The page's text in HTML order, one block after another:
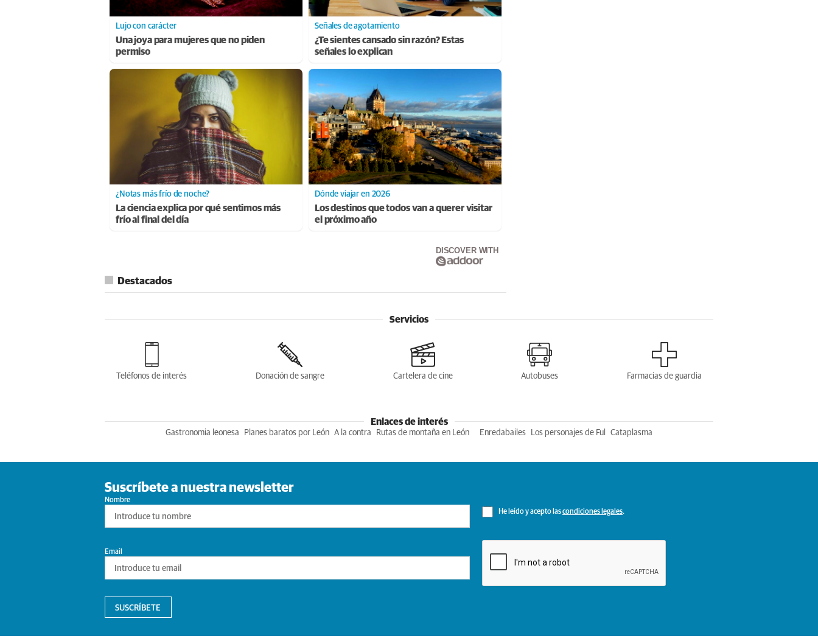
Lujo con carácter
Una joya para mujeres que no piden
permiso
Señales de agotamiento
¿Te sientes cansado sin razón? Estas
señales lo explican
¿Notas más frío de noche?
La ciencia explica por qué sentimos más
frío al final del día
Dónde viajar en 2026
Los destinos que todos van a querer visitar
el próximo año
DISCOVER WITH
Destacados
Servicios
Teléfonos de interés Donación de sangre Cartelera de cine Autobuses Farmacias de guardia
Enlaces de interés
Gastronomia leonesa Planes baratos por León A la contra Rutas de montaña en León Enredabailes Los personajes de Ful Cataplasma
Suscríbete a nuestra newsletter
Nombre
He leído y acepto lascondiciones legales.
Email
SUSCRÍBETE